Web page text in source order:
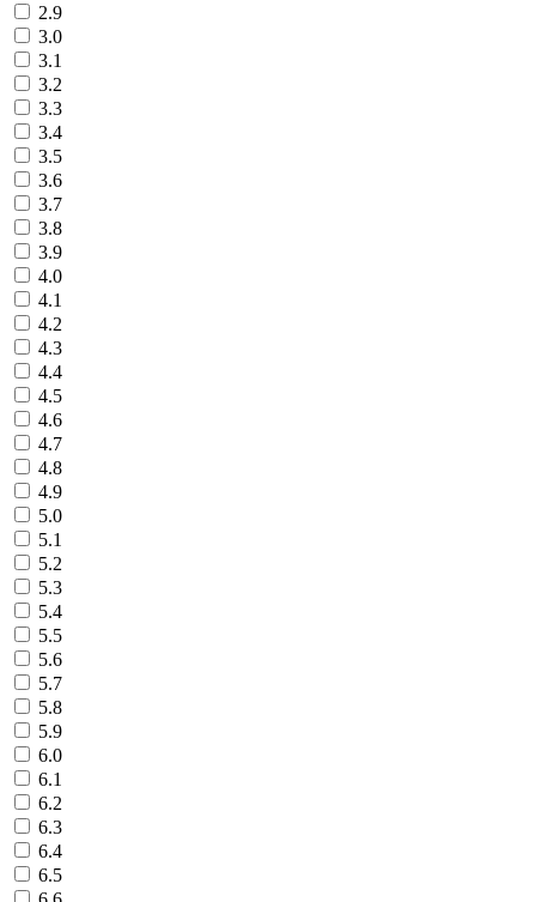
2.9
3.0
3.1
3.2
3.3
3.4
3.5
3.6
3.7
3.8
3.9
4.0
4.1
4.2
4.3
4.4
4.5
4.6
4.7
4.8
4.9
5.0
5.1
5.2
5.3
5.4
5.5
5.6
5.7
5.8
5.9
6.0
6.1
6.2
6.3
6.4
6.5